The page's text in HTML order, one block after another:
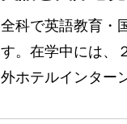
全科で英語教育・
す。在学中には、
外ホテルインター